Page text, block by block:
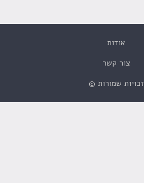
אודות
צור קשר
זכויות שמורות ©